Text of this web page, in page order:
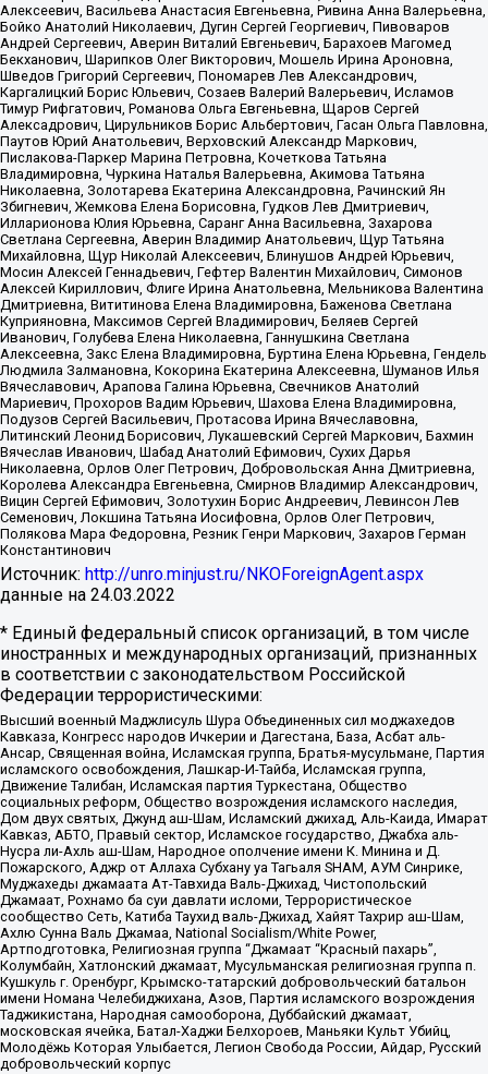
Алексеевич, Васильева Анастасия Евгеньевна, Ривина Анна Валерьевна,
Бойко Анатолий Николаевич, Дугин Сергей Георгиевич, Пивоваров
Андрей Сергеевич, Аверин Виталий Евгеньевич, Барахоев Магомед
Бекханович, Шарипков Олег Викторович, Мошель Ирина Ароновна,
Шведов Григорий Сергеевич, Пономарев Лев Александрович,
Каргалицкий Борис Юльевич, Созаев Валерий Валерьевич, Исламов
Тимур Рифгатович, Романова Ольга Евгеньевна, Щаров Сергей
Алексадрович, Цирульников Борис Альбертович, Гасан Ольга Павловна,
Паутов Юрий Анатольевич, Верховский Александр Маркович,
Пислакова-Паркер Марина Петровна, Кочеткова Татьяна
Владимировна, Чуркина Наталья Валерьевна, Акимова Татьяна
Николаевна, Золотарева Екатерина Александровна, Рачинский Ян
Збигневич, Жемкова Елена Борисовна, Гудков Лев Дмитриевич,
Илларионова Юлия Юрьевна, Саранг Анна Васильевна, Захарова
Светлана Сергеевна, Аверин Владимир Анатольевич, Щур Татьяна
Михайловна, Щур Николай Алексеевич, Блинушов Андрей Юрьевич,
Мосин Алексей Геннадьевич, Гефтер Валентин Михайлович, Симонов
Алексей Кириллович, Флиге Ирина Анатольевна, Мельникова Валентина
Дмитриевна, Вититинова Елена Владимировна, Баженова Светлана
Куприяновна, Максимов Сергей Владимирович, Беляев Сергей
Иванович, Голубева Елена Николаевна, Ганнушкина Светлана
Алексеевна, Закс Елена Владимировна, Буртина Елена Юрьевна, Гендель
Людмила Залмановна, Кокорина Екатерина Алексеевна, Шуманов Илья
Вячеславович, Арапова Галина Юрьевна, Свечников Анатолий
Мариевич, Прохоров Вадим Юрьевич, Шахова Елена Владимировна,
Подузов Сергей Васильевич, Протасова Ирина Вячеславовна,
Литинский Леонид Борисович, Лукашевский Сергей Маркович, Бахмин
Вячеслав Иванович, Шабад Анатолий Ефимович, Сухих Дарья
Николаевна, Орлов Олег Петрович, Добровольская Анна Дмитриевна,
Королева Александра Евгеньевна, Смирнов Владимир Александрович,
Вицин Сергей Ефимович, Золотухин Борис Андреевич, Левинсон Лев
Семенович, Локшина Татьяна Иосифовна, Орлов Олег Петрович,
Полякова Мара Федоровна, Резник Генри Маркович, Захаров Герман
Константинович
Источник: http://unro.minjust.ru/NKOForeignAgent.aspx
данные на 24.03.2022
* Единый федеральный список организаций, в том числе
иностранных и международных организаций, признанных
в соответствии с законодательством Российской
Федерации террористическими:
Высший военный Маджлисуль Шура Объединенных сил моджахедов
Кавказа, Конгресс народов Ичкерии и Дагестана, База, Асбат аль-
Ансар, Священная война, Исламская группа, Братья-мусульмане, Партия
исламского освобождения, Лашкар-И-Тайба, Исламская группа,
Движение Талибан, Исламская партия Туркестана, Общество
социальных реформ, Общество возрождения исламского наследия,
Дом двух святых, Джунд аш-Шам, Исламский джихад, Аль-Каида, Имарат
Кавказ, АБТО, Правый сектор, Исламское государство, Джабха аль-
Нусра ли-Ахль аш-Шам, Народное ополчение имени К. Минина и Д.
Пожарского, Аджр от Аллаха Субхану уа Тагьаля SHAM, АУМ Синрике,
Муджахеды джамаата Ат-Тавхида Валь-Джихад, Чистопольский
Джамаат, Рохнамо ба суи давлати исломи, Террористическое
сообщество Сеть, Катиба Таухид валь-Джихад, Хайят Тахрир аш-Шам,
Ахлю Сунна Валь Джамаа, National Socialism/White Power,
Артподготовка, Религиозная группа “Джамаат “Красный пахарь”,
Колумбайн, Хатлонский джамаат, Мусульманская религиозная группа п.
Кушкуль г. Оренбург, Крымско-татарский добровольческий батальон
имени Номана Челебиджихана, Азов, Партия исламского возрождения
Таджикистана, Народная самооборона, Дуббайский джамаат,
московская ячейка, Батал-Хаджи Белхороев, Маньяки Культ Убийц,
Молодёжь Которая Улыбается, Легион Свобода России, Айдар, Русский
добровольческий корпус